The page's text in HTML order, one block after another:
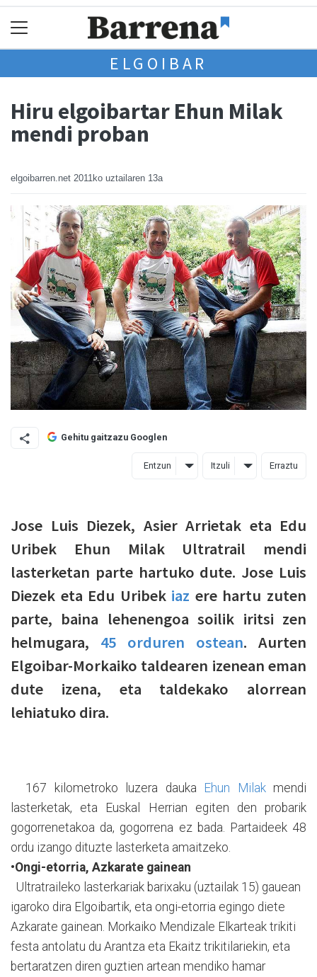
ELGOIBAR
Hiru elgoibartar Ehun Milak
mendi proban
elgoibarren.net 2011ko uztailaren 13a
Gehitu gaitzazu Googlen
Entzun Itzuli Erraztu
Jose Luis Diezek, Asier Arrietak eta Edu
Uribek Ehun Milak Ultratrail mendi
lasterketan parte hartuko dute. Jose Luis
Diezek eta Edu Uribek iaz ere hartu zuten
parte, baina lehenengoa soilik iritsi zen
helmugara, 45 orduren ostean. Aurten
Elgoibar-Morkaiko taldearen izenean eman
dute izena, eta taldekako alorrean
lehiatuko dira.
167 kilometroko luzera dauka Ehun Milakmendi
lasterketak, eta Euskal Herrian egiten den probarik
gogorrenetakoa da, gogorrena ez bada. Partaideek 48
ordu izango dituzte lasterketa amaitzeko.
•Ongi-etorria, Azkarate gainean
Ultratraileko lasterkariak barixaku (uztailak 15) gauean
igaroko dira Elgoibartik, eta ongi-etorria egingo diete
Azkarate gainean. Morkaiko Mendizale Elkarteak trikiti
festa antolatu du Arantza eta Ekaitz trikitilariekin, eta
bertaratzen diren guztien artean mendiko hamar